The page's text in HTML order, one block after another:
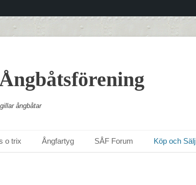
ångbåtar
o trix Ångfartyg SÅF Forum Köp och Sälj